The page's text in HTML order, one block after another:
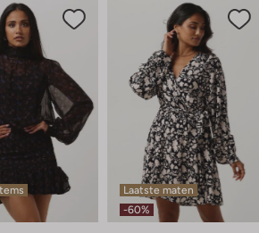
Laatste maten
-60%